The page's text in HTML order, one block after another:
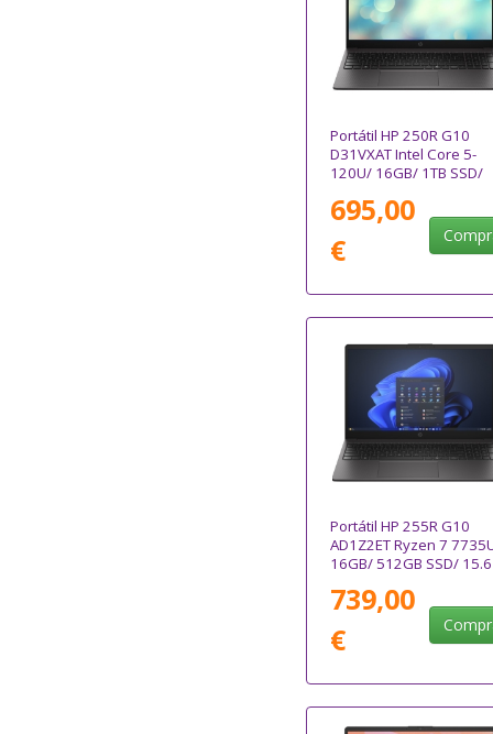
Portátil HP 250R G10
D31VXAT Intel Core 5-
120U/ 16GB/ 1TB SSD/
Operativo
695,00
€
Portátil HP 255R G10
AD1Z2ET Ryzen 7
16GB/ 512GB SSD/
739,00
€